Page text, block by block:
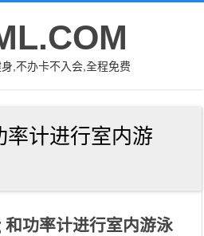
,不办卡不入会,全程免费
率计进行室内游
功率计进行室内游泳